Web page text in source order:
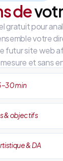
de
gratuit pour
votre
futur site web
et sans
min
& objectifs
& DA